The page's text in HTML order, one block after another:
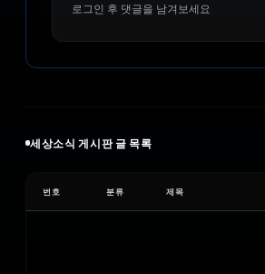
세상소식 게시판 글 목록
번호 분류 제목